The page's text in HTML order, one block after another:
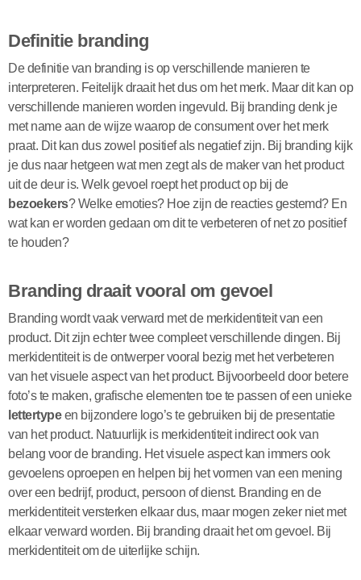
Definitie branding
De definitie van branding is op verschillende manieren te
interpreteren. Feitelijk draait het dus om het merk. Maar dit kan op
verschillende manieren worden ingevuld. Bij branding denk je
met name aan de wijze waarop de consument over het merk
praat. Dit kan dus zowel positief als negatief zijn. Bij branding kijk
je dus naar hetgeen wat men zegt als de maker van het product
uit de deur is. Welk gevoel roept het product op bij de
bezoekers? Welke emoties? Hoe zijn de reacties gestemd? En
wat kan er worden gedaan om dit te verbeteren of net zo positief
te houden?
Branding draait vooral om gevoel
Branding wordt vaak verward met de merkidentiteit van een
product. Dit zijn echter twee compleet verschillende dingen. Bij
merkidentiteit is de ontwerper vooral bezig met het verbeteren
van het visuele aspect van het product. Bijvoorbeeld door betere
foto’s te maken, grafische elementen toe te passen of een unieke
lettertypeen bijzondere logo’s te gebruiken bij de presentatie
van het product. Natuurlijk is merkidentiteit indirect ook van
belang voor de branding. Het visuele aspect kan immers ook
gevoelens oproepen en helpen bij het vormen van een mening
over een bedrijf, product, persoon of dienst. Branding en de
merkidentiteit versterken elkaar dus, maar mogen zeker niet met
elkaar verward worden. Bij branding draait het om gevoel. Bij
merkidentiteit om de uiterlijke schijn.